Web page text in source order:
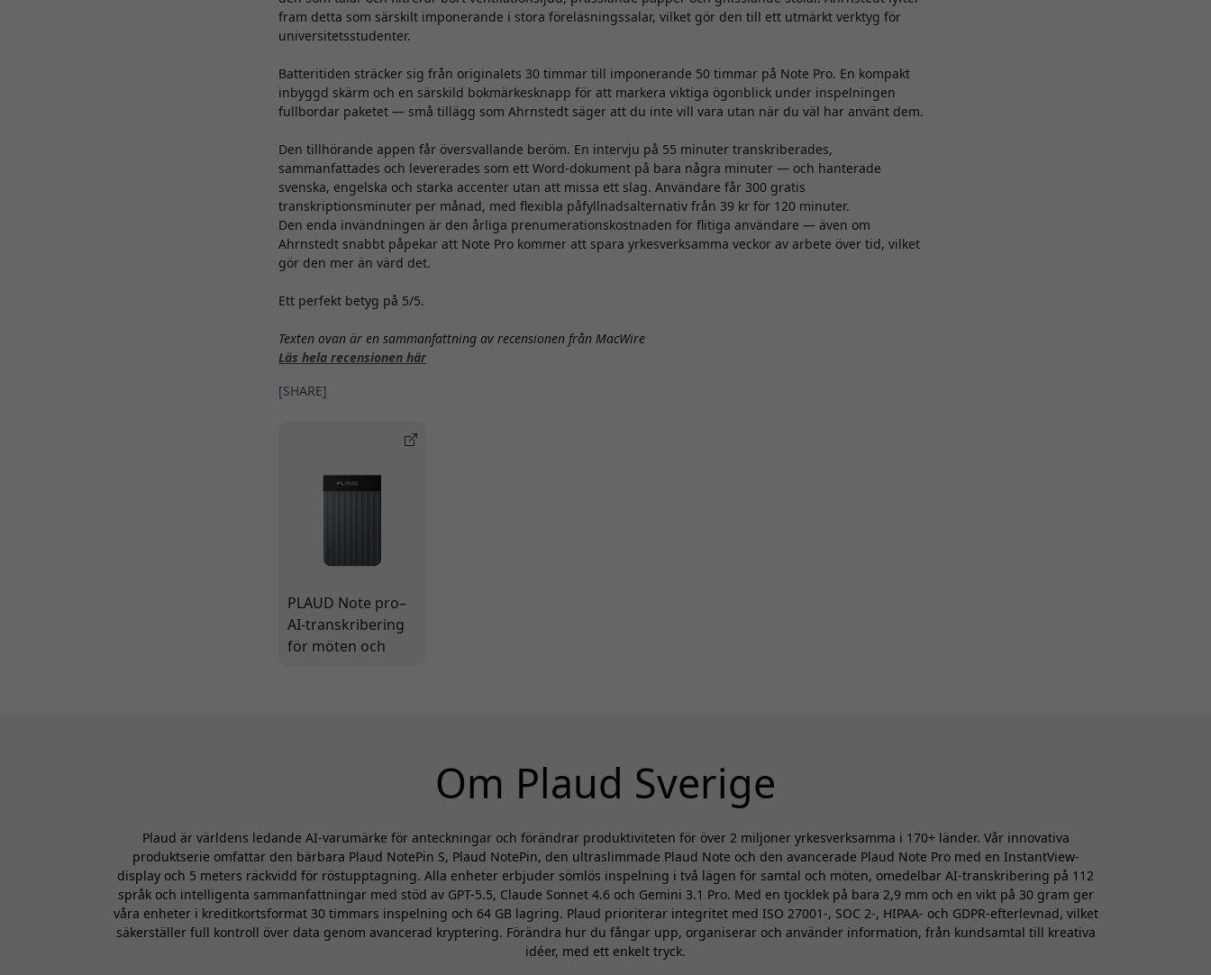
fram detta som särskilt imponerande i stora föreläsningssalar, vilket gör den till ett utmärkt verktyg för
universitetsstudenter.
Batteritiden sträcker sig från originalets 30 timmar till imponerande 50 timmar på Note Pro. En kompakt
inbyggd skärm och en särskild bokmärkesknapp för att markera viktiga ögonblick under inspelningen
fullbordar paketet — små tillägg som Ahrnstedt säger att du inte vill vara utan när du väl har använt dem.
Den tillhörande appen får översvallande beröm. En intervju på 55 minuter transkriberades,
sammanfattades och levererades som ett Word-dokument på bara några minuter — och hanterade
svenska, engelska och starka accenter utan att missa ett slag. Användare får 300 gratis
transkriptionsminuter per månad, med flexibla påfyllnadsalternativ från 39 kr för 120 minuter.
Den enda invändningen är den årliga prenumerationskostnaden för flitiga användare — även om
Ahrnstedt snabbt påpekar att Note Pro kommer att spara yrkesverksamma veckor av arbete över tid, vilket
gör den mer än värd det.
Ett perfekt betyg på 5/5.
Texten ovan är en sammanfattning av recensionen från MacWire
Läs hela recensionen här
[SHARE]
PLAUD Note pro–
AI-transkribering
för möten och
Om Plaud Sverige
Plaud är världens ledande AI-varumärke för anteckningar och förändrar produktiviteten för över 2 miljoner yrkesverksamma i 170+ länder. Vår innovativa
produktserie omfattar den bärbara Plaud NotePin S, Plaud NotePin, den ultraslimmade Plaud Note och den avancerade Plaud Note Pro med en InstantView-
display och 5 meters räckvidd för röstupptagning. Alla enheter erbjuder sömlös inspelning i två lägen för samtal och möten, omedelbar AI-transkribering på 112
språk och intelligenta sammanfattningar med stöd av GPT-5.5, Claude Sonnet 4.6 och Gemini 3.1 Pro. Med en tjocklek på bara 2,9 mm och en vikt på 30 gram ger
våra enheter i kreditkortsformat 30 timmars inspelning och 64 GB lagring. Plaud prioriterar integritet med ISO 27001-, SOC 2-, HIPAA- och GDPR-efterlevnad, vilket
säkerställer full kontroll över data genom avancerad kryptering. Förändra hur du fångar upp, organiserar och använder information, från kundsamtal till kreativa
idéer, med ett enkelt tryck.